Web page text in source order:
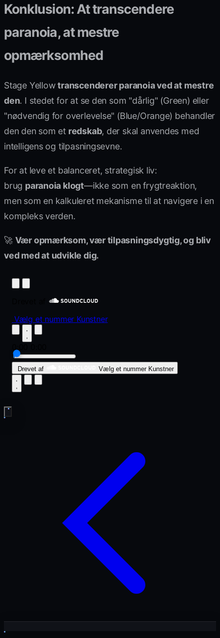
Konklusion: At transcendere
paranoia, at mestre
opmærksomhed
Stage Yellowtranscenderer paranoia ved at mestre
den. I stedet for at se den som "dårlig" (Green) eller
"nødvendig for overlevelse" (Blue/Orange) behandler
den den som et redskab, der skal anvendes med
intelligens og tilpasningsevne.
For at leve et balanceret, strategisk liv:
brug paranoia klogt—ikke som en frygtreaktion,
men som en kalkuleret mekanisme til at navigere i en
kompleks verden.
🚀 Vær opmærksom, vær tilpasningsdygtig, og bliv
ved med at udvikle dig.
Vælg et nummer Kunstner
Drevet af Vælg et nummer Kunstner